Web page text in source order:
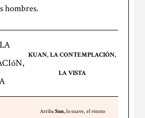
hombres.
KUAN, LA CONTEMPLACIÓN,
LA VISTA
ArribaSun,lo suave, el viento